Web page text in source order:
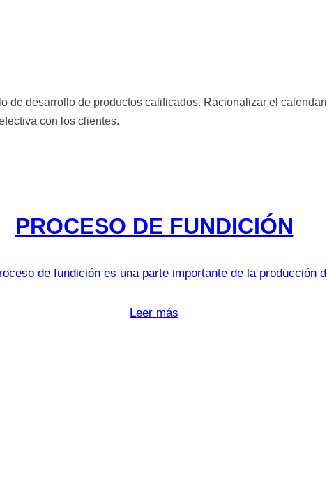
de desarrollo de productos calificados. Racionalizar el
con los clientes.
PROCESO DE FUNDICIÓN
de fundición es una parte importante de la producción
Leer más